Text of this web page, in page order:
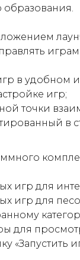
в удобном
игр;
точки
в
игр для
игр для
для
«Запустить